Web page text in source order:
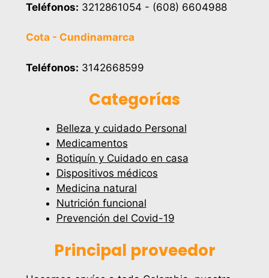
Teléfonos: 3212861054 - (608) 6604988
Cota - Cundinamarca
Teléfonos: 3142668599
Categorías
Belleza y cuidado Personal
Medicamentos
Botiquín y Cuidado en casa
Dispositivos médicos
Medicina natural
Nutrición funcional
Prevención del Covid-19
Principal proveedor